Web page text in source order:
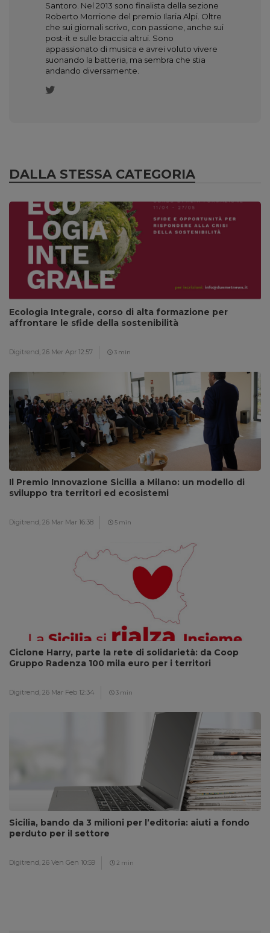
Santoro. Nel 2013 sono finalista della sezione
Roberto Morrione del premio Ilaria Alpi. Oltre
che sui giornali scrivo, con passione, anche sui
post-it e sulle braccia altrui. Sono
appassionato di musica e avrei voluto vivere
suonando la batteria, ma sembra che stia
andando diversamente.
DALLA STESSA CATEGORIA
Ecologia Integrale, corso di alta formazione per
affrontare le sfide della sostenibilità
Digitrend, 26 Mer Apr 12:57 3 min
Il Premio Innovazione Sicilia a Milano: un modello di
sviluppo tra territori ed ecosistemi
Digitrend, 26 Mar Mar 16:38 5 min
Ciclone Harry, parte la rete di solidarietà: da Coop
Gruppo Radenza 100 mila euro per i territori
Digitrend, 26 Mar Feb 12:34 3 min
Sicilia, bando da 3 milioni per l’editoria: aiuti a fondo
perduto per il settore
Digitrend, 26 Ven Gen 10:59 2 min